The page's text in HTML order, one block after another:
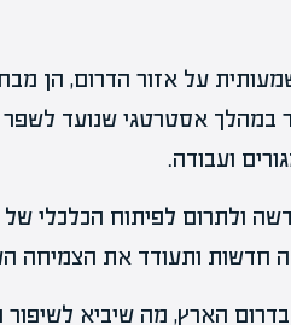
על אזור הדרום, הן
במהלך אסטרטגי שנועד
ועבודה.
ולתרום לפיתוח הכלכלי של
חדשות ותעודד את הצמיחה
הארץ, מה שיביא לשיפור